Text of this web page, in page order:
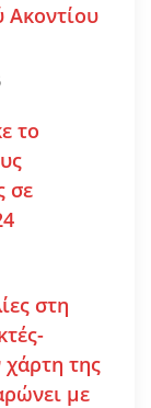
Ακοντίου
το
σε
στη
χάρτη της
με